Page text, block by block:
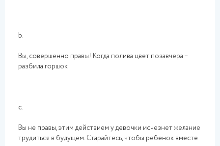
b.
Вы, совершенно правы! Когда полива цвет позавчера –
разбила горшок
c.
Вы не правы, этим действием у девочки исчезнет желание
трудиться в будущем. Старайтесь, чтобы ребенок вместе